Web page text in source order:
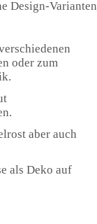
Design-Varianten
oder zum
aber auch
als Deko auf